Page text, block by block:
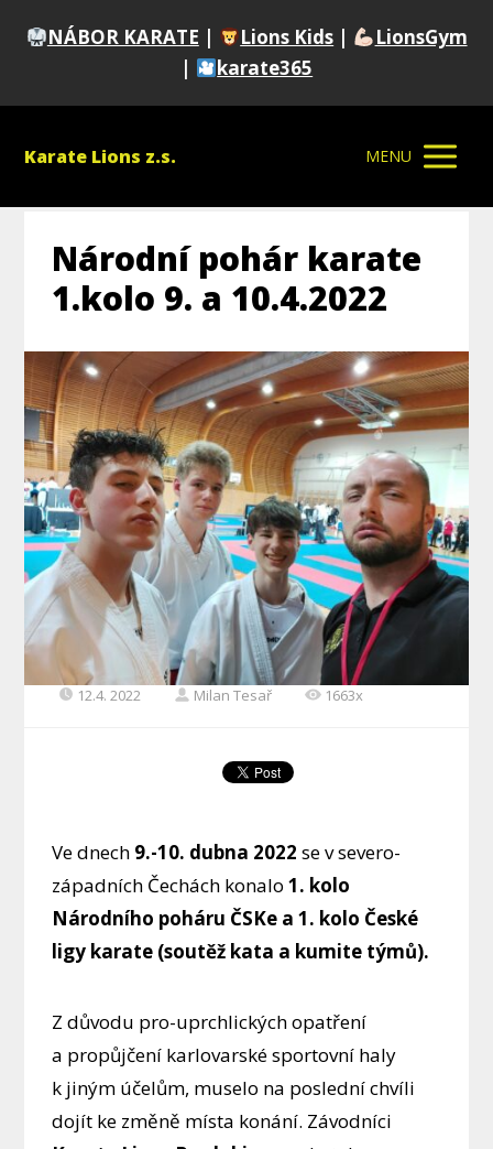
NÁBOR KARATE | Lions Kids |
LionsGym
|
karate365
Karate Lions z.s. MENU
Národní pohár karate
1.kolo 9. a 10.4.2022
12.4. 2022 Milan Tesař 1663x
Ve dnech 9.-10. dubna 2022 se v severo-
západních Čechách konalo1. kolo
Národního poháru ČSKe a 1. kolo České
ligy karate (soutěž kata a kumite týmů).
Z důvodu pro-uprchlických opatření
a propůjčení karlovarské sportovní haly
k jiným účelům, muselo na poslední chvíli
dojít ke změně místa konání. Závodníci